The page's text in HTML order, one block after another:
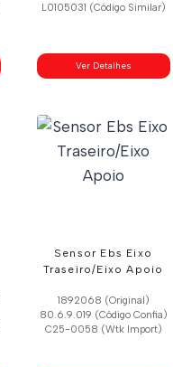
L0105031 (Código Similar)
Ver Detalhes
Sensor Ebs Eixo
Traseiro/Eixo Apoio
1892068 (Original)
80.6.9.019 (Código Confia)
C25-0058 (Wtk Import)